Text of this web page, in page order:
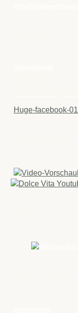
Huge-facebook-01